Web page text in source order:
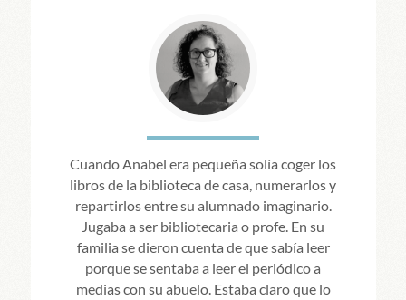
Cuando Anabel era pequeña solía coger los
libros de la biblioteca de casa, numerarlos y
repartirlos entre su alumnado imaginario.
Jugaba a ser bibliotecaria o profe. En su
familia se dieron cuenta de que sabía leer
porque se sentaba a leer el periódico a
medias con su abuelo. Estaba claro que lo